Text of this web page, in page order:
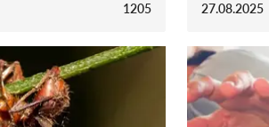
1205 27.08.2025